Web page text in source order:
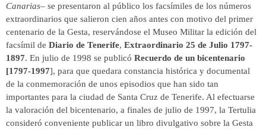
Canarias– se presentaron al público los facsímiles de los números
extraordinarios que salieron cien años antes con motivo del primer
centenario de la Gesta, reservándose el Museo Militar la edición del
facsímil de Diario de Tenerife, Extraordinario 25 de Julio 1797-
1897. En julio de 1998 se publicó Recuerdo de un bicentenario
[1797-1997], para que quedara constancia histórica y documental
de la conmemoración de unos episodios que han sido tan
importantes para la ciudad de Santa Cruz de Tenerife. Al efectuarse
la valoración del bicentenario, a finales de julio de 1997, la Tertulia
consideró conveniente publicar un libro divulgativo sobre la Gesta